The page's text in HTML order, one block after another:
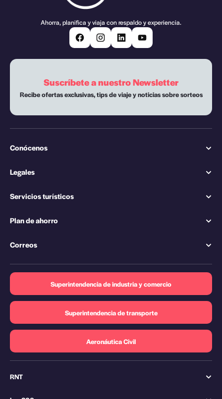
Ahorra, planifica y viaja con respaldo y experiencia.
Suscríbete a nuestro Newsletter
Recibe ofertas exclusivas, tips de viaje y noticias sobre sorteos
Conócenos
Legales
Servicios turísticos
Plan de ahorro
Correos
Superintendencia de industria y comercio
Aeronáutica Civil
Superintendencia de transporte
RNT